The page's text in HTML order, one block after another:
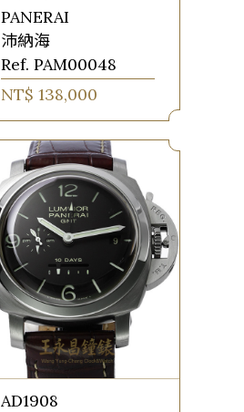
PANERAI
沛納海
Ref. PAM00048
NT$ 138,000
AD1908